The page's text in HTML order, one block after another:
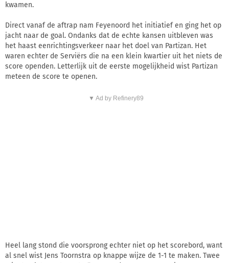
kwamen.
Direct vanaf de aftrap nam Feyenoord het initiatief en ging het op
jacht naar de goal. Ondanks dat de echte kansen uitbleven was
het haast eenrichtingsverkeer naar het doel van Partizan. Het
waren echter de Serviërs die na een klein kwartier uit het niets de
score openden. Letterlijk uit de eerste mogelijkheid wist Partizan
meteen de score te openen.
▼ Ad by Refinery89
Heel lang stond die voorsprong echter niet op het scorebord, want
al snel wist Jens Toornstra op knappe wijze de 1-1 te maken. Twee